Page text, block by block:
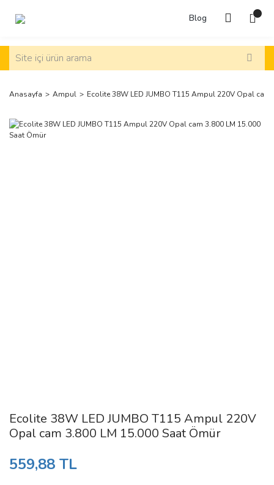
Blog
Anasayfa Ampul Ecolite 38W LED JUMBO T115 Ampul 220V Opal cam
Ecolite 38W LED JUMBO T115 Ampul 220V
Opal cam 3.800 LM 15.000 Saat Ömür
559,88 TL